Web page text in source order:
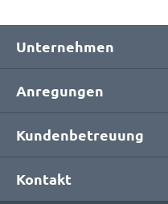
Unternehmen
Anregungen
Kundenbetreuung
Kontakt